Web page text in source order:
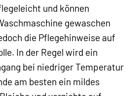
und können
gewaschen
die Pflegehinweise auf
In der Regel wird ein
bei niedriger Temperatur
am besten ein mildes